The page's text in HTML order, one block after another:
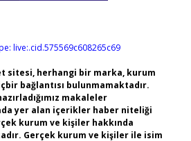
live:.cid.575569c608265c69
sitesi, herhangi bir marka, kurum
bağlantısı bulunmamaktadır.
makaleler
yer alan içerikler haber niteliği
kurum ve kişiler hakkında
Gerçek kurum ve kişiler ile isim